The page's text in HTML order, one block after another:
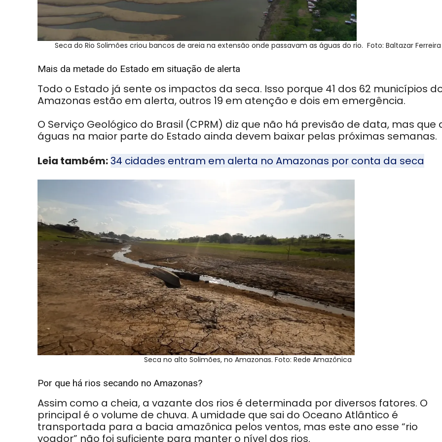
Seca do Rio Solimões criou bancos de areia na extensão onde passavam as águas do rio. Foto: Baltazar Ferreira
Mais da metade do Estado em situação de alerta
Todo o Estado já sente os impactos da seca. Isso porque 41 dos 62 municípios
Amazonas estão em alerta, outros 19 em atenção e dois em emergência.
O Serviço Geológico do Brasil (CPRM) diz que não há previsão de data, mas que
águas na maior parte do Estado ainda devem baixar pelas próximas semanas.
Leia também:34 cidades entram em alerta no Amazonas por conta da seca
Seca no alto Solimões, no Amazonas. Foto: Rede Amazônica
Por que há rios secando no Amazonas?
Assim como a cheia, a vazante dos rios é determinada por diversos fatores. O
principal é o volume de chuva. A umidade que sai do Oceano Atlântico é
transportada para a bacia amazônica pelos ventos, mas este ano esse “rio
voador” não foi suficiente para manter o nível dos rios.